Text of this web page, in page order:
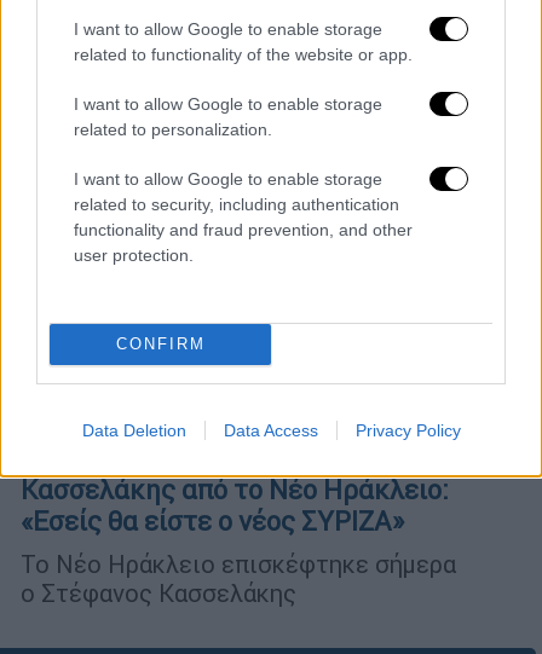
I want to allow Google to enable storage
related to functionality of the website or app.
I want to allow Google to enable storage
related to personalization.
I want to allow Google to enable storage
related to security, including authentication
functionality and fraud prevention, and other
user protection.
CONFIRM
Data Deletion Data Access Privacy Policy
Κασσελάκης από το Νέο Ηράκλειο:
«Εσείς θα είστε ο νέος ΣΥΡΙΖΑ»
Το Νέο Ηράκλειο επισκέφτηκε σήμερα
ο Στέφανος Κασσελάκης